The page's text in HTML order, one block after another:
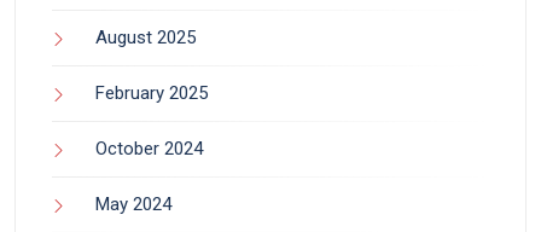
August 2025
February 2025
October 2024
May 2024